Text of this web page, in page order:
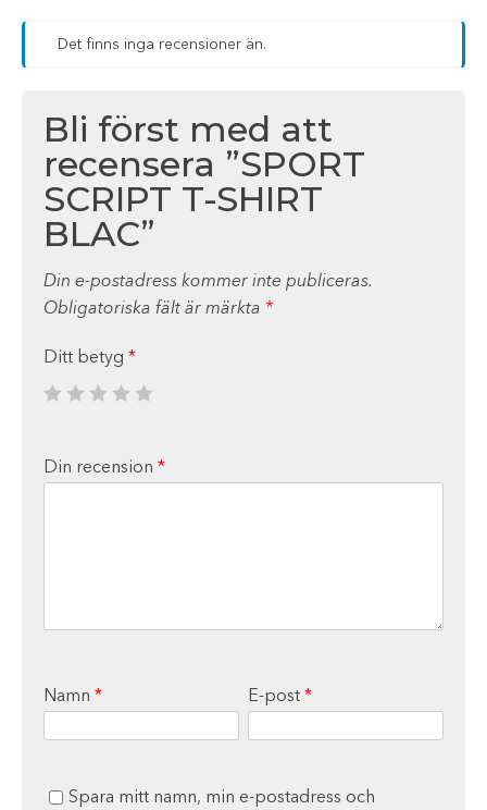
Det finns inga recensioner än.
Bli först med att
recensera ”SPORT
SCRIPT T-SHIRT
BLAC”
Din e-postadress kommer inte publiceras.
Obligatoriska fält är märkta *
Ditt betyg *
Din recension *
Namn * E-post *
Spara mitt namn, min e-postadress och